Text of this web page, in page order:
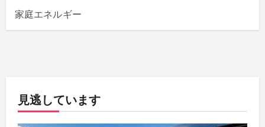
家庭エネルギー
見逃しています